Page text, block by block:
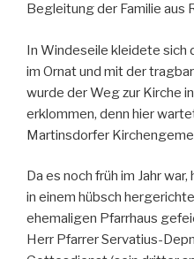
Begleitung der Familie aus
In Windeseile kleidete sich
im Ornat und mit der
wurde der Weg zur Kirche
erklommen, denn hier
Martinsdorfer
Da es noch früh im Jahr
in einem hübsch
ehemaligen Pfarrhaus
Herr Pfarrer Servatius-